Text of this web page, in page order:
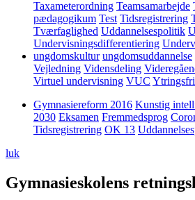
Taxameterordning Teamsamarbejde
pædagogikum Test Tidsregistrering
Tværfaglighed Uddannelsespolitik
Undervisningsdifferentiering
ungdomskultur ungdomsuddannelse
Vejledning Vidensdeling
Virtuel undervisning VUC
Gymnasiereform 2016 Kunstig
2030 Eksamen Fremmedsprog
Tidsregistrering OK 13
luk
Gymnasieskolens